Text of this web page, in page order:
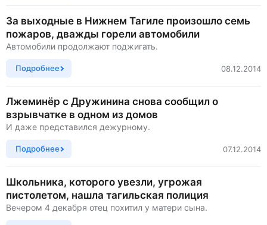
За выходные в Нижнем Тагиле произошло семь
пожаров, дважды горели автомобили
Автомобили продолжают поджигать.
Подробнее 08.12.2014
Лжеминёр с Дружинина снова сообщил о
взрывчатке в одном из домов
И даже представился дежурному.
Подробнее 07.12.2014
Школьника, которого увезли, угрожая
пистолетом, нашла тагильская полиция
Вечером 4 декабря отец похитил у матери сына.